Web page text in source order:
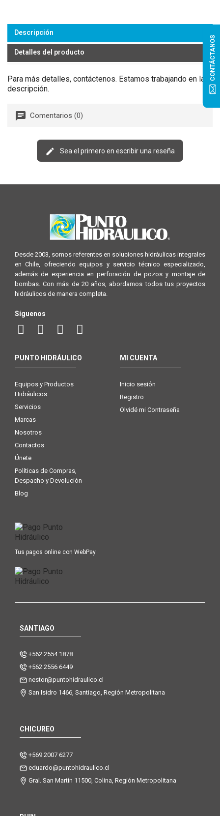
Descripción
Detalles del producto
Para más detalles, contáctenos. Estamos trabajando en la
descripción.
Comentarios (0)
Sea el primero en escribir una reseña
Desde 2003, somos referentes en soluciones hidráulicas integrales
en Chile, ofreciendo equipos y servicio técnico especializado,
además de experiencia en perforación de pozos y montaje de
bombas. Con más de 20 años, abordamos todos tus proyectos
hidráulicos de manera completa.
Síguenos
PUNTO HIDRÁULICO
Equipos y Productos
Hidráulicos
Servicios
Marcas
Nosotros
Contactos
Únete
Políticas de Compras,
Despacho y Devolución
Blog
MI CUENTA
Inicio sesión
Registro
Olvidé mi Contraseña
CONTÁCTANOS
Tus pagos online con WebPay
SANTIAGO
+562 2554 1878
+562 2556 6449
nestor@puntohidraulico.cl
San Isidro 1466, Santiago, Región Metropolitana
CHICUREO
+569 2007 6277
eduardo@puntohidraulico.cl
Gral. San Martín 11500, Colina, Región Metropolitana